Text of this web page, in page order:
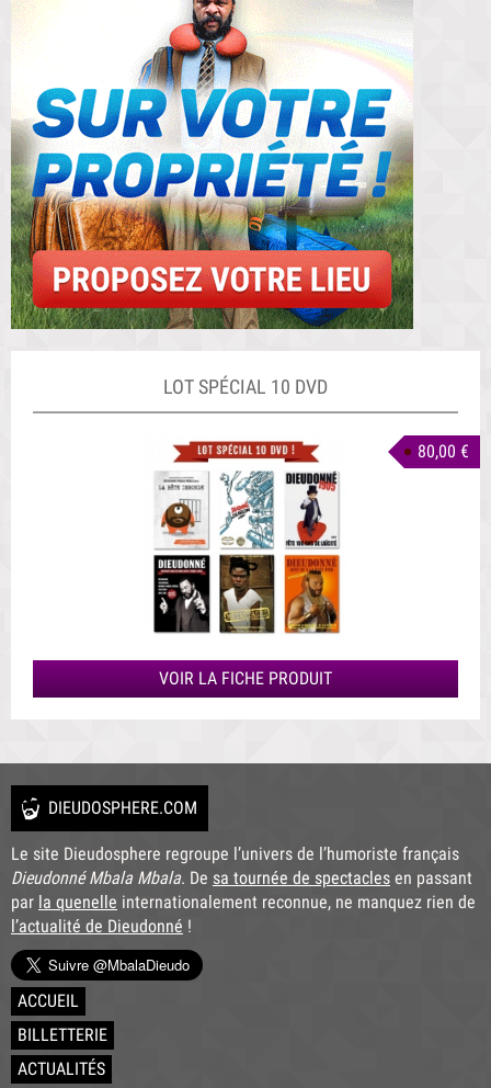
LOT SPÉCIAL 10 DVD
80,00 €
VOIR LA FICHE PRODUIT
DIEUDOSPHERE.COM
Le site Dieudosphere regroupe l’univers de l’humoriste français
Dieudonné Mbala Mbala. De sa tournée de spectacles en passant
par la quenelle internationalement reconnue, ne manquez rien de
l’actualité de Dieudonné !
ACCUEIL
BILLETTERIE
ACTUALITÉS